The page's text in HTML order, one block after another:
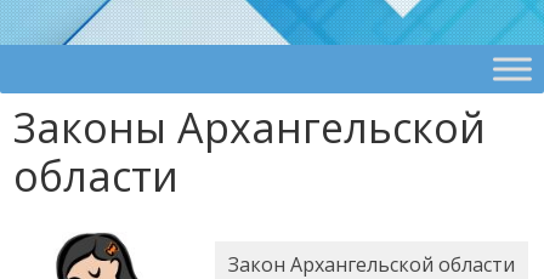
Законы Архангельской
области
Закон Архангельской области